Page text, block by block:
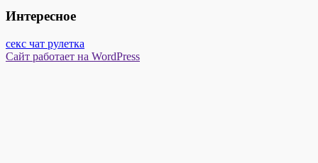
Интересное
секс чат рулетка
Сайт работает на WordPress